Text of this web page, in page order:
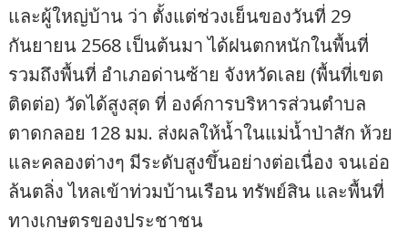
และผู้ใหญ่บ้าน ว่า ตั้งแต่ช่วงเย็นของวันที่ 29
กันยายน 2568 เป็นต้นมา ได้ฝนตกหนักในพื้นที่
รวมถึงพื้นที่ อำเภอด่านซ้าย จังหวัดเลย (พื้นที่เขต
ติดต่อ) วัดได้สูงสุด ที่ องค์การบริหารส่วนตำบล
ตาดกลอย 128 มม. ส่งผลให้น้ำในแม่น้ำป่าสัก ห้วย
และคลองต่างๆ มีระดับสูงขึ้นอย่างต่อเนื่อง จนเอ่อ
ล้นตลิ่ง ไหลเข้าท่วมบ้านเรือน ทรัพย์สิน และพื้นที่
ทางเกษตรของประชาชน